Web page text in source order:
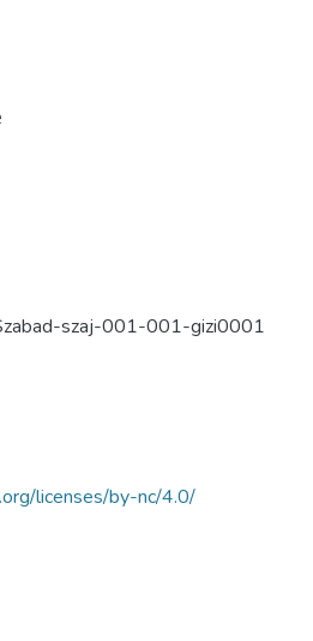
szaj-001-001-gizi0001
licenses/by-nc/4.0/